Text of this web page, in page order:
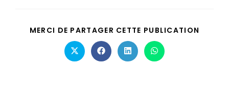
MERCI DE PARTAGER CETTE PUBLICATION